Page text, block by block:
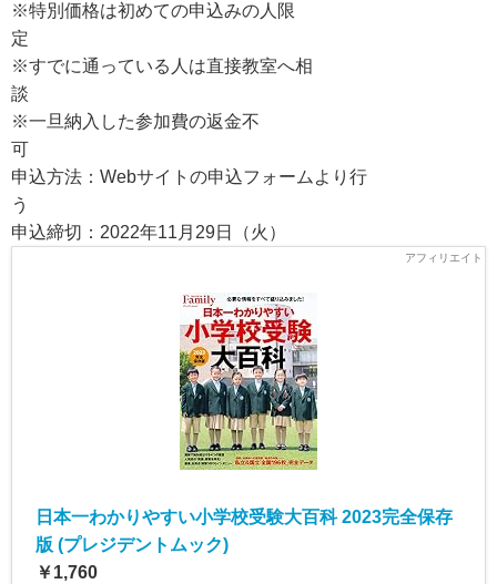
※特別価格は初めての申込みの人限
※すでに通っている人は直接教室へ相
※一旦納入した参加費の返金不
申込方法：Webサイトの申込フォームより行
申込締切：2022年11月29日（火）
日本一わかりやすい小学校受験大百科 2023完全保存
版 (プレジデントムック)
￥1,760